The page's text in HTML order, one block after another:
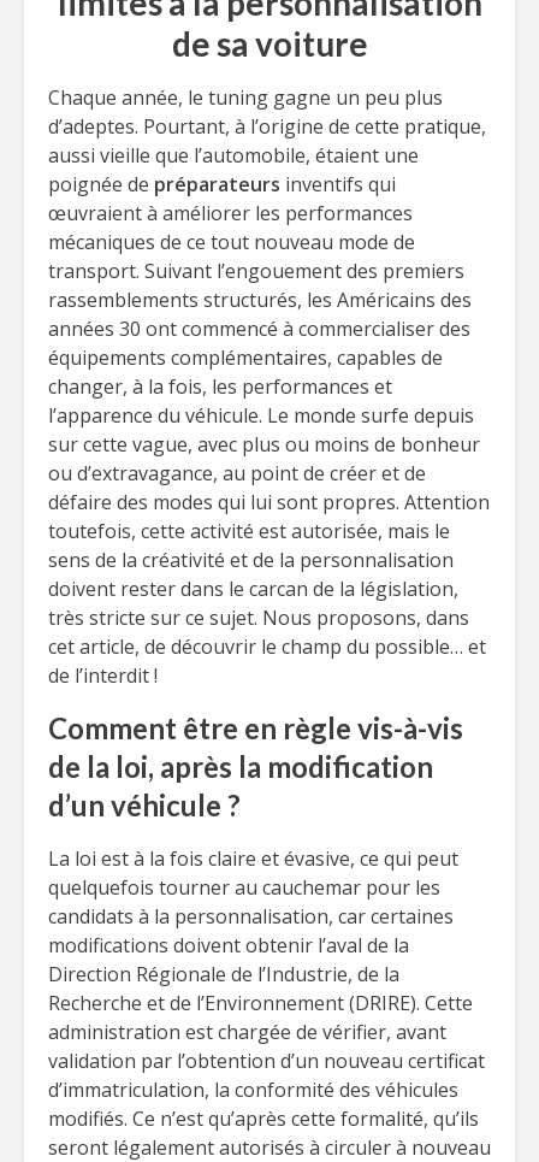
de sa voiture
Chaque année, le tuning gagne un peu plus
d’adeptes. Pourtant, à l’origine de cette pratique,
aussi vieille que l’automobile, étaient une
poignée de préparateurs inventifs qui
œuvraient à améliorer les performances
mécaniques de ce tout nouveau mode de
transport. Suivant l’engouement des premiers
rassemblements structurés, les Américains des
années 30 ont commencé à commercialiser des
équipements complémentaires, capables de
changer, à la fois, les performances et
l’apparence du véhicule. Le monde surfe depuis
sur cette vague, avec plus ou moins de bonheur
ou d’extravagance, au point de créer et de
défaire des modes qui lui sont propres. Attention
toutefois, cette activité est autorisée, mais le
sens de la créativité et de la personnalisation
doivent rester dans le carcan de la législation,
très stricte sur ce sujet. Nous proposons, dans
cet article, de découvrir le champ du possible… et
de l’interdit !
Comment être en règle vis-à-vis
de la loi, après la modification
d’un véhicule ?
La loi est à la fois claire et évasive, ce qui peut
quelquefois tourner au cauchemar pour les
candidats à la personnalisation, car certaines
modifications doivent obtenir l’aval de la
Direction Régionale de l’Industrie, de la
Recherche et de l’Environnement (DRIRE). Cette
administration est chargée de vérifier, avant
validation par l’obtention d’un nouveau certificat
d’immatriculation, la conformité des véhicules
modifiés. Ce n’est qu’après cette formalité, qu’ils
seront légalement autorisés à circuler à nouveau